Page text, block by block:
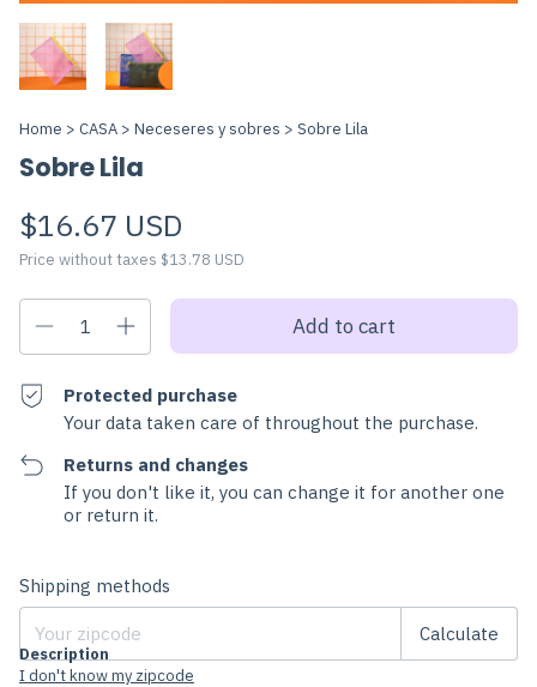
Home > CASA > Neceseres y sobres > Sobre Lila
Sobre Lila
$16.67 USD
Price without taxes $13.78 USD
Protected purchase
Your data taken care of throughout the purchase.
Returns and changes
If you don't like it, you can change it for another one
or return it.
Shipping for zipcode:
Shipping methods
Calculate
I don't know my zipcode
Description